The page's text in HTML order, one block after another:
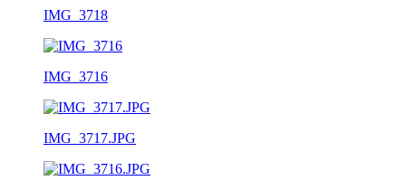
IMG_3718
IMG_3716
IMG_3717.JPG